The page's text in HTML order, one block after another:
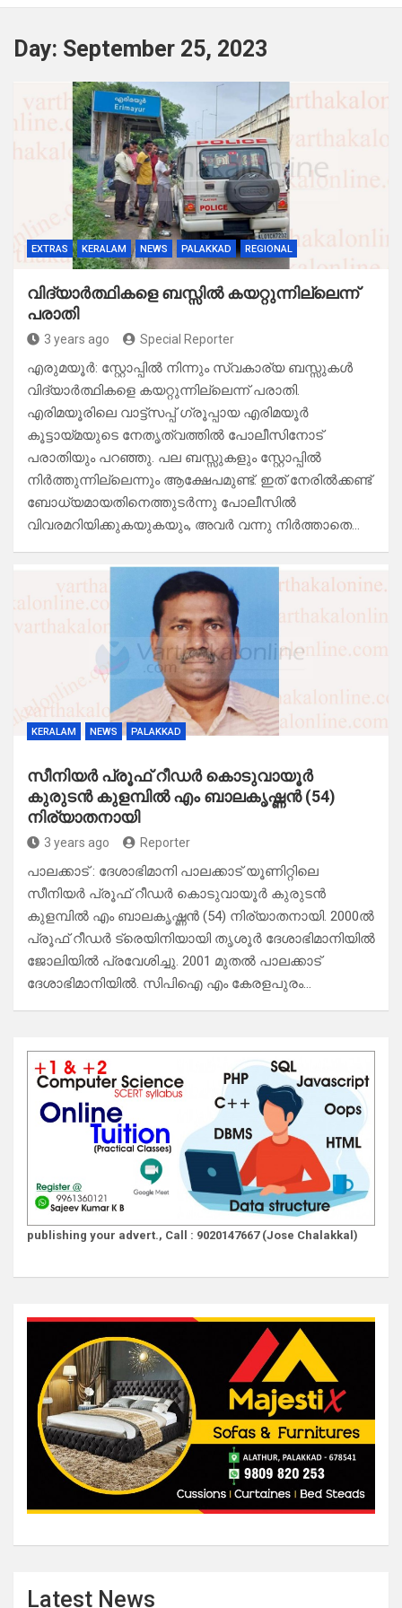
Day: September 25, 2023
EXTRAS KERALAM NEWS PALAKKAD REGIONAL
വിദ്യാർത്ഥികളെ ബസ്സിൽ കയറ്റുന്നില്ലെന്ന്
പരാതി
3 years ago Special Reporter
എരുമയൂർ: സ്റ്റോപ്പിൽ നിന്നും സ്വകാര്യ ബസ്സുകൾ
വിദ്യാർത്ഥികളെ കയറ്റുന്നില്ലെന്ന് പരാതി.
എരിമയൂരിലെ വാട്ട്സപ്പ് ഗ്രൂപ്പായ എരിമയൂർ
കൂട്ടായ്മയുടെ നേതൃത്വത്തിൽ പോലീസിനോട്
പരാതിയും പറഞ്ഞു. പല ബസ്സുകളും സ്റ്റോപ്പിൽ
നിർത്തുന്നില്ലെന്നും ആക്ഷേപമുണ്ട്. ഇത് നേരിൽക്കണ്ട്
ബോധ്യമായതിനെത്തുടർന്നു പോലീസിൽ
വിവരമറിയിക്കുകയുകയും, അവർ വന്നു നിർത്താതെ…
KERALAM NEWS PALAKKAD
സീനിയർ പ്രൂഫ്‌ റീഡർ കൊടുവായൂർ
കുരുടൻ കുളമ്പിൽ എം ബാലകൃഷ്ണൻ (54)
നിര്യാതനായി
3 years ago Reporter
പാലക്കാട്‌ : ദേശാഭിമാനി പാലക്കാട്‌ യൂണിറ്റിലെ
സീനിയർ പ്രൂഫ്‌ റീഡർ കൊടുവായൂർ കുരുടൻ
കുളമ്പിൽ എം ബാലകൃഷ്ണൻ (54) നിര്യാതനായി. 2000ൽ
പ്രൂഫ് റീഡർ ട്രെയിനിയായി തൃശൂർ ദേശാഭിമാനിയിൽ
ജോലിയിൽ പ്രവേശിച്ചു. 2001 മുതൽ പാലക്കാട്‌
ദേശാഭിമാനിയിൽ. സിപിഐ എം കേരളപുരം…
publishing your advert., Call : 9020147667 (Jose Chalakkal)
Latest News